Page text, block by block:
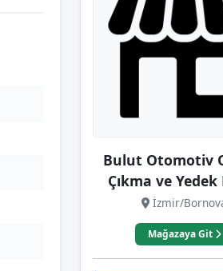
Bulut Otomotiv
Çıkma ve Yedek
İzmir/
Mağazaya Git